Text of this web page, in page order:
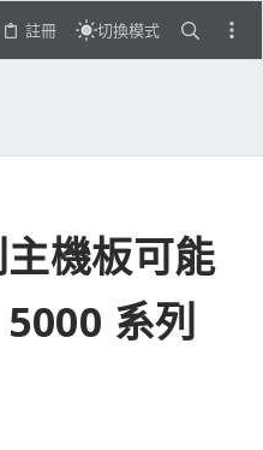
註冊 切換模式
機板可能
系列